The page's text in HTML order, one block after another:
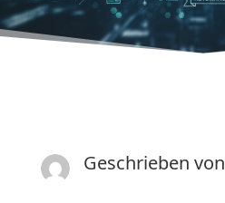
Geschrieben von